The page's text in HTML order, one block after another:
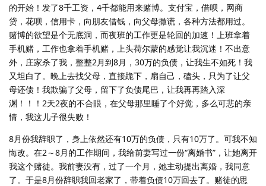
的开始！发了8千工资，4千都能用来赌博。支付宝，借呗，网商
贷，花呗，信用卡，向朋友借钱，向父母撒谎，各种方法都用过。
赌博的欲望是个无底洞，而夜班的工作更是轮回的加速！上班拿着
手机赌，工作也拿着手机赌，上头荷尔蒙的感觉让我沉迷！不出意
外，庄家杀了我，整整2月到8月，30万的负债，让我生不如死！我
又坦白了。晚上去找父母，直接跪下，扇自己，磕头，只为了让父
母还债！我欺骗了父母，留下了负债尾巴，让我再再踏入深
渊！！！2天2夜的不合眼，在父母那里睡了个好觉，多么可悲的亲
情，我这儿子很失败！
8月份我辞职了，身上依然还有10万的负债，只有10万了。可我不知
悔改。在2～8月的工作期间，我给前妻写过一份“离婚书”，让她离开
我这个赌徒。我前妻没有，过了一个月，她主动提出离婚，我同意
了。于是8月份辞职我回老家了，带着负债10万回去了。赌徒的思